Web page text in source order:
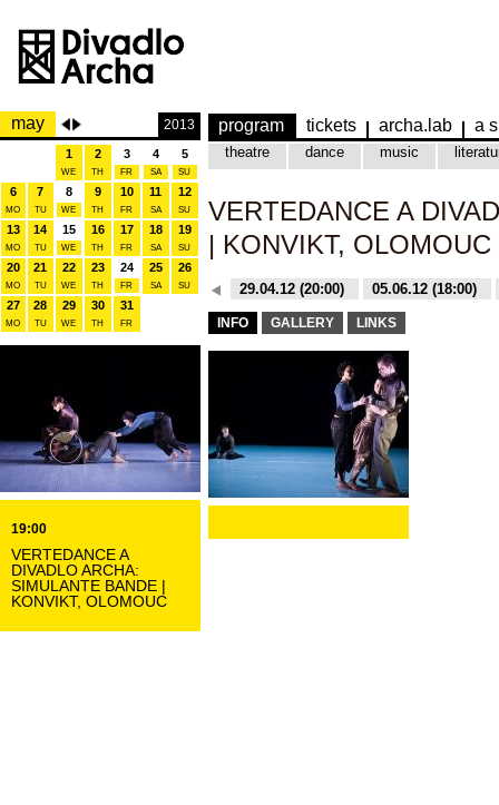
may 2013
1
WE
2
TH
3
FR
4
SA
5
SU
6
MO
7
TU
8
WE
9
TH
10
FR
11
SA
12
SU
13
MO
14
TU
15
WE
16
TH
17
FR
18
SA
19
SU
20
MO
21
TU
22
WE
23
TH
24
FR
25
SA
26
SU
27
MO
28
TU
29
WE
30
TH
31
FR
19:00
VERTEDANCE A
DIVADLO ARCHA:
SIMULANTE BANDE |
KONVIKT, OLOMOUC
program tickets archa.lab a
theatre dance music
VERTEDANCE A
| KONVIKT, OLOMOUC
26.10.15 (20:00) 29.04.12 (20:00)
05.06.12 (18:00)
26.10.15 (20:00)
29.04.12 (20:00)
INFO GALLERY LINKS